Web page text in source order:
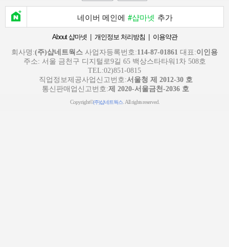
네이버 메인에 #샵마넷 추가
About 샵마넷 | 개인정보 처리방침 | 이용약관
회사명:(주)샵네트웍스 사업자등록번호:114-87-01861 대표:이인용
주소: 서울 금천구 디지털로9길 65 백상스타타워1차 508호
TEL:02)851-0815
직업정보제공사업신고번호:서울청 제 2012-30 호
통신판매업신고번호:제 2020-서울금천-2036 호
Copyright©(주)샵네트웍스. All rights reserved.